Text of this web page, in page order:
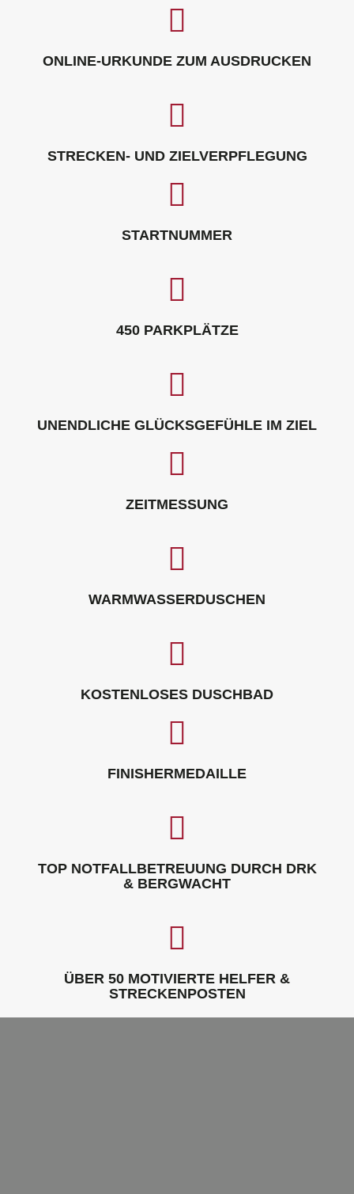
ONLINE-URKUNDE ZUM AUSDRUCKEN
STRECKEN- UND ZIELVERPFLEGUNG
STARTNUMMER
450 PARKPLÄTZE
UNENDLICHE GLÜCKSGEFÜHLE IM ZIEL
ZEITMESSUNG
WARMWASSERDUSCHEN
KOSTENLOSES DUSCHBAD
FINISHERMEDAILLE
TOP NOTFALLBETREUUNG DURCH DRK
& BERGWACHT
ÜBER 50 MOTIVIERTE HELFER &
STRECKENPOSTEN